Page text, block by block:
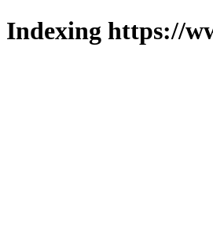
Indexing https://